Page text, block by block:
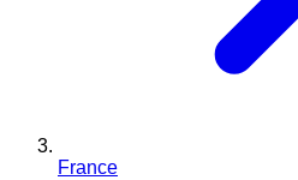
France